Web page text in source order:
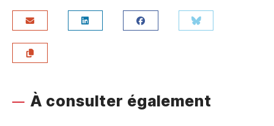
À consulter également